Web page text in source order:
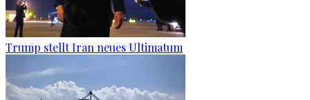
Trump stellt Iran neues Ultimatum